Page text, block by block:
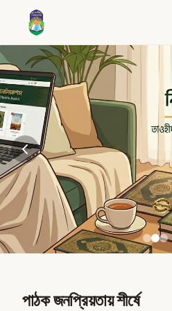
পাঠক জনপ্রিয়তায় শীর্ষে